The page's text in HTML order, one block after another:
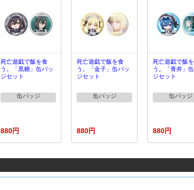
死亡遊戯で飯を食
う。「黒糖」缶バッ
ジセット
缶バッジ
880円
死亡遊戯で飯を食
う。「金子」缶バッ
ジセット
缶バッジ
880円
死亡遊戯で飯
う。「青井」
ジセット
缶バッジ
880円